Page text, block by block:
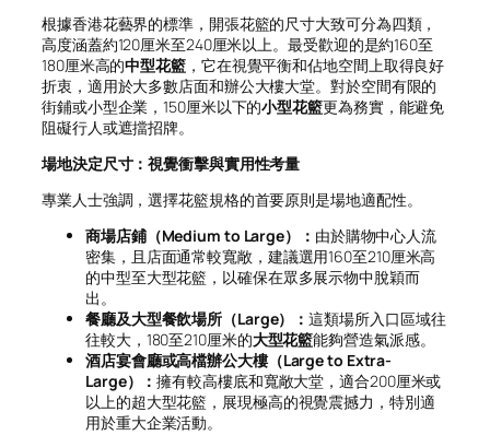
根據香港花藝界的標準，開張花籃的尺寸大致可分為四類，
高度涵蓋約120厘米至240厘米以上。最受歡迎的是約160至
180厘米高的中型花籃，它在視覺平衡和佔地空間上取得良好
折衷，適用於大多數店面和辦公大樓大堂。對於空間有限的
街鋪或小型企業，150厘米以下的小型花籃更為務實，能避免
阻礙行人或遮擋招牌。
場地決定尺寸：視覺衝擊與實用性考量
專業人士強調，選擇花籃規格的首要原則是場地適配性。
商場店鋪（Medium to Large）： 由於購物中心人流
密集，且店面通常較寬敞，建議選用160至210厘米高
的中型至大型花籃，以確保在眾多展示物中脫穎而
出。
餐廳及大型餐飲場所（Large）：這類場所入口區域往
往較大，180至210厘米的大型花籃能夠營造氣派感。
酒店宴會廳或高檔辦公大樓（Large to Extra-
Large）：擁有較高樓底和寬敞大堂，適合200厘米或
以上的超大型花籃，展現極高的視覺震撼力，特別適
用於重大企業活動。